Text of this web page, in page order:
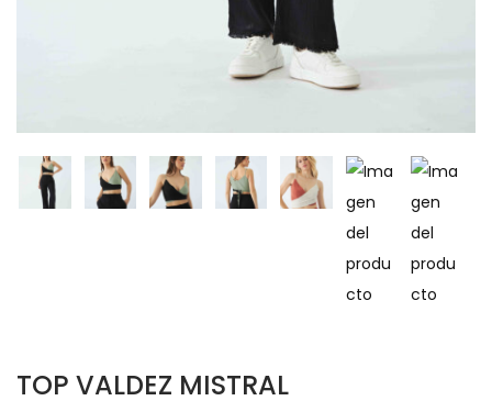
TOP VALDEZ MISTRAL